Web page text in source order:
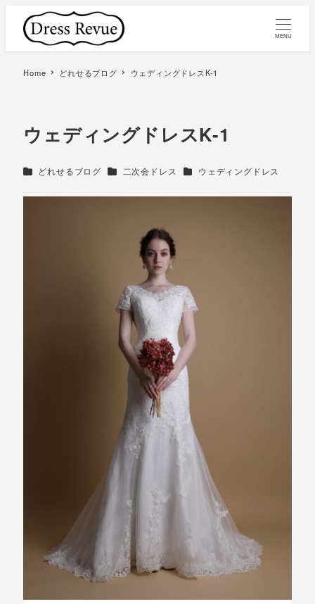
MENU
Home どれせるブログ ウェディングドレスK-1
ウェディングドレスK-1
カテゴリー
どれせるブログ カテゴリー
二次会ドレス カテゴリー
ウェディングドレス